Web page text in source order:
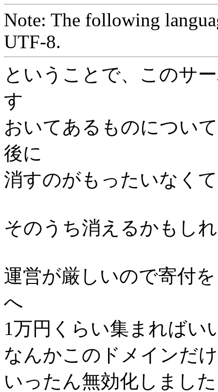
Note: The following
UTF-8.
ということで、このサ
す
おいてあるものについ
後に
消すのがもったいなく
そのうち消えるかもし
運営が厳しいので寄付
へ
1万円くらい集まればい
なんかこのドメインだ
いったん無効化しまし